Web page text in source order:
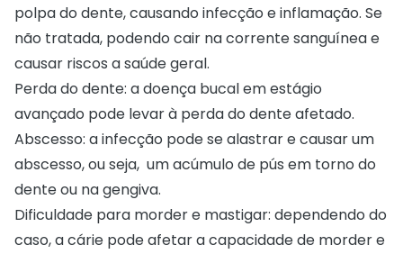
polpa do dente, causando infecção e inflamação. Se
não tratada, podendo cair na corrente sanguínea e
causar riscos a saúde geral.
Perda do dente: a doença bucal em estágio
avançado pode levar à perda do dente afetado.
Abscesso: a infecção pode se alastrar e causar um
abscesso, ou seja, um acúmulo de pús em torno do
dente ou na gengiva.
Dificuldade para morder e mastigar: dependendo do
caso, a cárie pode afetar a capacidade de morder e